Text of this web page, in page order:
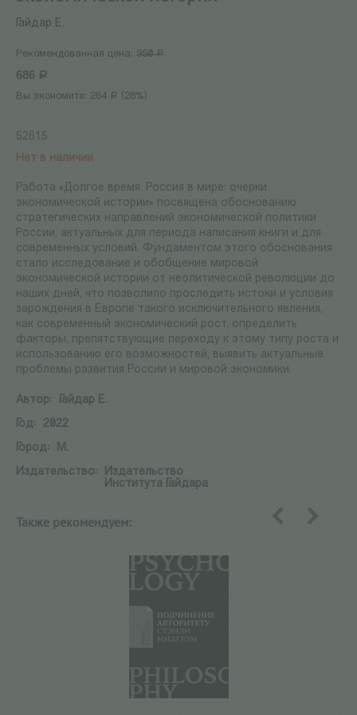
Гайдар Е.
Рекомендованная цена: 950 Р
686 Р
Вы экономите: 264 Р (28%)
52615
Нет в наличии
Работа «Долгое время. Россия в мире: очерки
экономической истории» посвящена обоснованию
стратегических направлений экономической политики
России, актуальных для периода написания книги и для
современных условий. Фундаментом этого обоснования
стало исследование и обобщение мировой
экономической истории от неолитической революции до
наших дней, что позволило проследить истоки и условия
зарождения в Европе такого исключительного явления,
как современный экономический рост, определить
факторы, препятствующие переходу к этому типу роста и
использованию его возможностей, выявить актуальные
проблемы развития России и мировой экономики.
Автор:
Гайдар Е.
Год:
2022
Город:
М.
Издательство:
Издательство
Института Гайдара
Также рекомендуем: